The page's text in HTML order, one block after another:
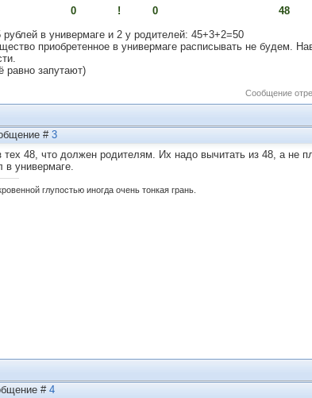
0 ! 0 48
в универмаге и 2 у родителей: 45+3+2=50
приобретенное в универмаге расписывать не будем.
равно запутают)
Сообщение
# 3
48, что должен родителям. Их надо вычитать из 48, а не
в универмаге.
глупостью иногда очень тонкая грань.
# 4